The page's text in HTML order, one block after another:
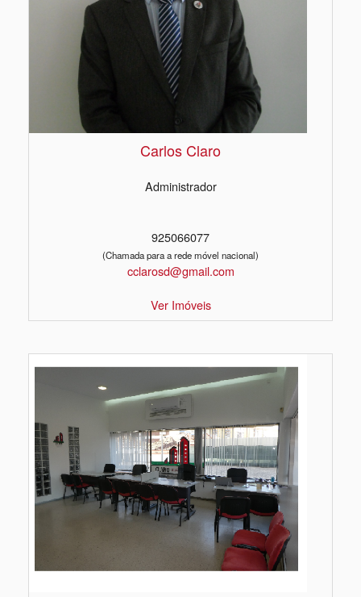
Carlos Claro
Administrador
925066077
(Chamada para a rede móvel nacional)
cclarosd@gmail.com
Ver Imóveis